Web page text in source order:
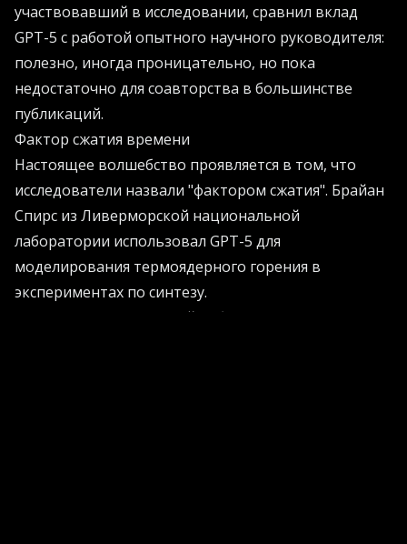
участвовавший в исследовании, сравнил вклад
GPT-5 с работой опытного научного руководителя:
полезно, иногда проницательно, но пока
недостаточно для соавторства в большинстве
публикаций.
Фактор сжатия времени
Настоящее волшебство проявляется в том, что
исследователи назвали "фактором сжатия". Брайан
Спирс из Ливерморской национальной
лаборатории использовал GPT-5 для
моделирования термоядерного горения в
экспериментах по синтезу.
Шесть часов совместной работы с искусственным